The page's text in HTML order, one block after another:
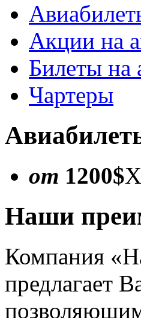
Акции на
Билеты на
Чартеры
от 1200$
Наши
Компания
предлагает